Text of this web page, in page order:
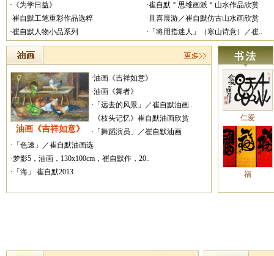
·《为学日益》
·崔自默工笔重彩作品选粹
·崔自默人物小品系列
·崔自默＂思维画派＂山水作品欣赏
·且喜晨游／崔自默仿古山水画欣赏
·「将用指迷人」（寒山诗意）／崔..
油画《吉祥如意》
·油画《吉祥如意》
·油画《舞者》
·「远去的风景」／崔自默油画..
·《枝头记忆》崔自默油画欣赏
·「舞蹈演员」／崔自默油画
·「色速」／崔自默油画选
·梦影5，油画，130x100cm，崔自默作，20..
·「海」 崔自默2013
仁爱
福